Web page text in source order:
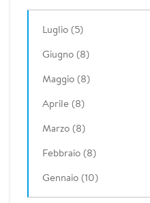
Luglio (5)
Giugno (8)
Maggio (8)
Aprile (8)
Marzo (8)
Febbraio (8)
Gennaio (10)